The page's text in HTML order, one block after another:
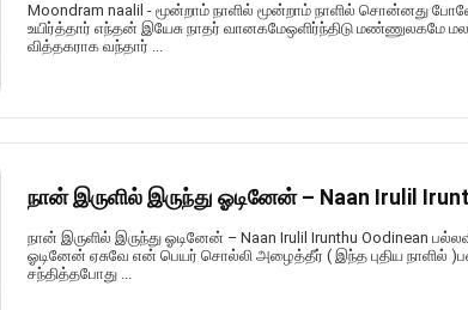
Moondram naalil - மூன்றாம் நாளில் மூன்றாம் நாளில் சொன்னது
உயிர்த்தார் எந்தன் இயேசு நாதர் வானகமேஒளிர்ந்திடு மண்ணுலகமே
வித்தகராக வந்தார் ...
நான் இருளில் இருந்து ஓடினேன் – Naan Irulil
நான் இருளில் இருந்து ஓடினேன் – Naan Irulil Irunthu Oodinean
ஓடினேன் ஏசுவே என் பெயர் சொல்லி அழைத்தீர் ( இந்த புதிய நாளில்
சந்தித்தபோது ...